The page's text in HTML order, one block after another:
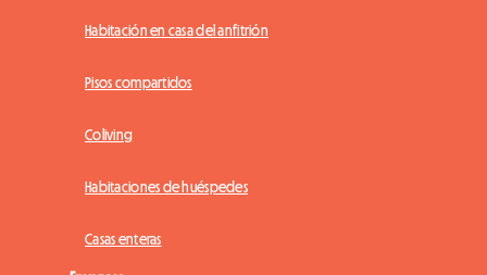
Habitación en casa del anfitrión
Pisos compartidos
Coliving
Habitaciones de huéspedes
Casas enteras